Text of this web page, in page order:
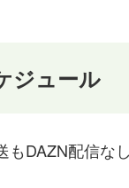
ジュール
DAZN配信な